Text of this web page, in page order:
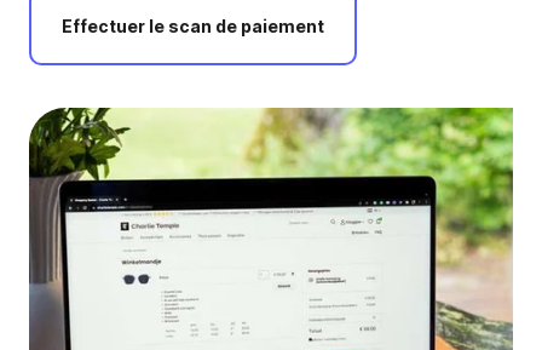
Effectuer le scan de paiement